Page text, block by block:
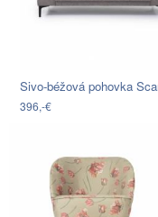
396,-€